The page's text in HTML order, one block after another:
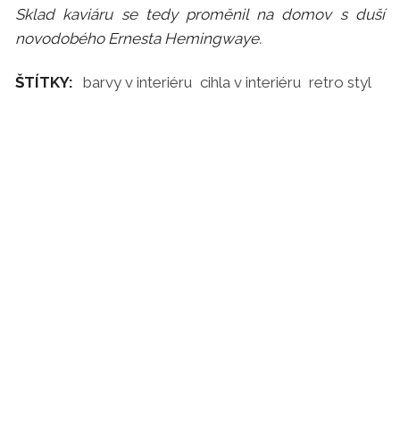
Sklad kaviáru se tedy proměnil na domov s duší
novodobého Ernesta Hemingwaye.
ŠTÍTKY: barvy v interiéru cihla v interiéru retro styl